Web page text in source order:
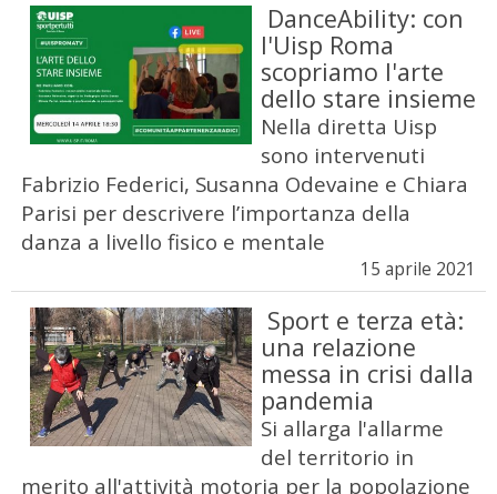
DanceAbility: con
l'Uisp Roma
scopriamo l'arte
dello stare insieme
Nella diretta Uisp
sono intervenuti
Fabrizio Federici, Susanna Odevaine e Chiara
Parisi per descrivere l’importanza della
danza a livello fisico e mentale
15 aprile 2021
Sport e terza età:
una relazione
messa in crisi dalla
pandemia
Si allarga l'allarme
del territorio in
merito all'attività motoria per la popolazione